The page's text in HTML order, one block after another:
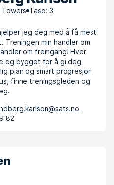
Towers Taso: 3
jeg deg med å få mest
Treningen min handler om
om fremgang! Hver
og bygget for å gi deg
plan og smart progresjon
finne treningsgleden og
82